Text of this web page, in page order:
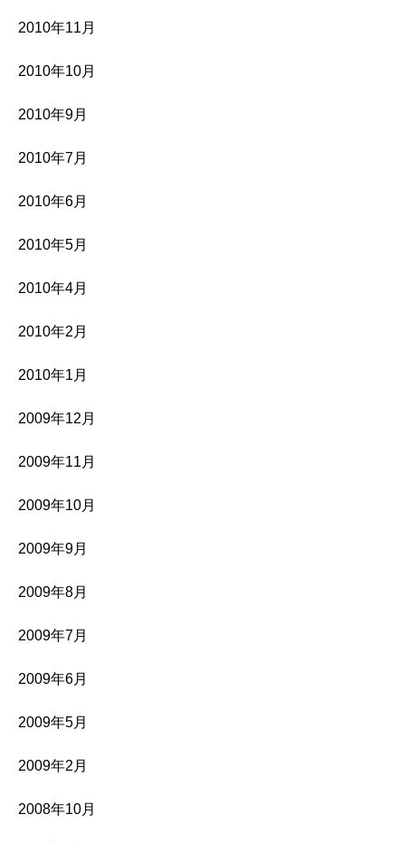
2010年11月
2010年10月
2010年9月
2010年7月
2010年6月
2010年5月
2010年4月
2010年2月
2010年1月
2009年12月
2009年11月
2009年10月
2009年9月
2009年8月
2009年7月
2009年6月
2009年5月
2009年2月
2008年10月